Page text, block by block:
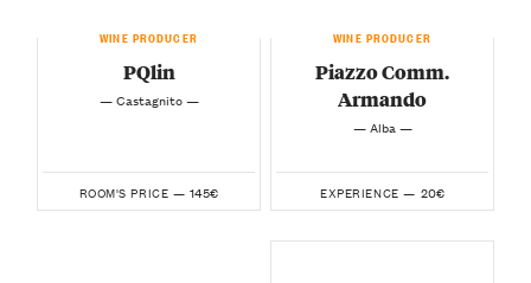
WINE PRODUCER
PQlin
— Castagnito —
ROOM'S PRICE — 145€
WINE PRODUCER
Piazzo Comm.
Armando
— Alba —
EXPERIENCE — 20€